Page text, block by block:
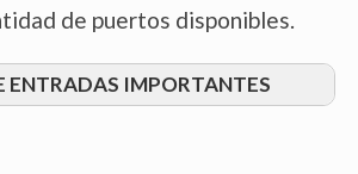
de puertos disponibles.
IMPORTANTES